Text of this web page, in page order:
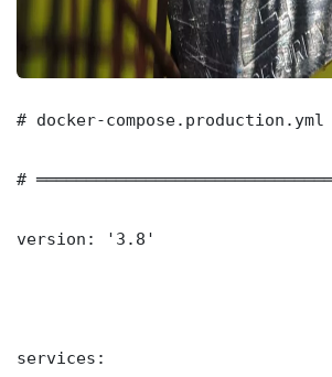
# docker-compose.production.yml
#
version: '3.8'
services: